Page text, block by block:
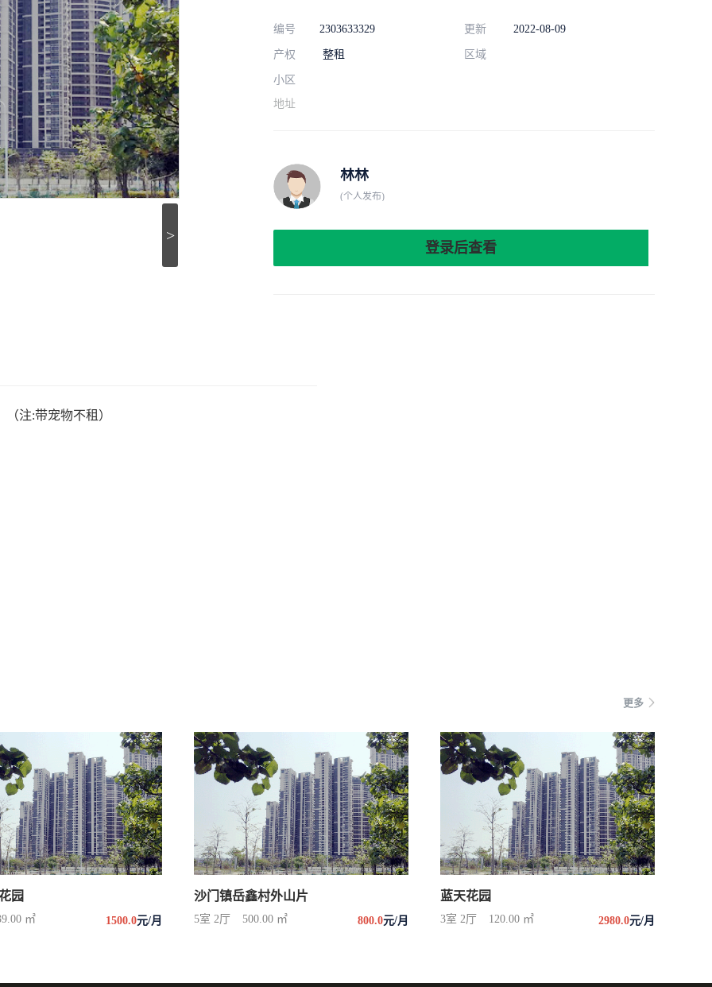
>
编号 2303633329 更新 2022-08-09
产权 整租 区域
小区
地址
林林
(个人发布)
登录后查看
注:带宠物不租）
更多
园
㎡ 1500.0元/月
沙门镇岳鑫村外山片
5室 2厅 500.00 ㎡ 800.0元/月
蓝天花园
3室 2厅 120.00 ㎡ 2980.0元/月